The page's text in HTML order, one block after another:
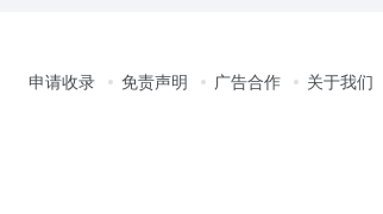
申请收录 免责声明 广告合作 关于我们